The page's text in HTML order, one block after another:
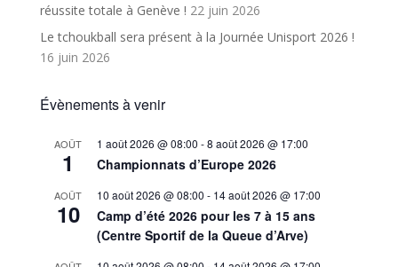
réussite totale à Genève ! 22 juin 2026
Le tchoukball sera présent à la Journée Unisport 2026 !
16 juin 2026
Évènements à venir
AOÛT
1
1 août 2026 @ 08:00 -8 août 2026 @ 17:00
Championnats d’Europe 2026
AOÛT
10
10 août 2026 @ 08:00 - 14 août 2026 @ 17:00
Camp d’été 2026 pour les 7 à 15 ans
(Centre Sportif de la Queue d’Arve)